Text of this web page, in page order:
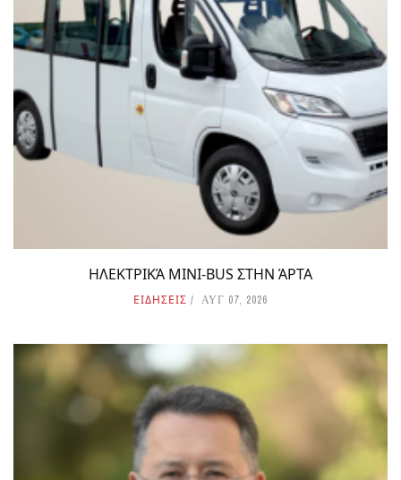
ΗΛΕΚΤΡΙΚΆ MINI-BUS ΣΤΗΝ ΆΡΤΑ
ΕΙΔΗΣΕΙΣ ΑΥΓ 07, 2026